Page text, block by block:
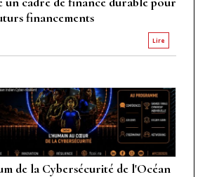
financements
Lire
de la Cybersécurité de l'Océan